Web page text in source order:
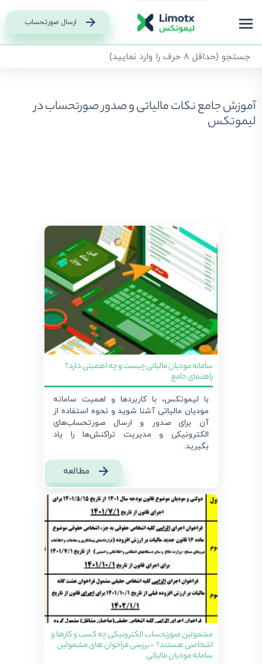
ارسال صورتحساب
آموزش جامع نکات مالیاتی و صدور صورتحساب در
لیموتکس
سامانه مودیان مالیاتی چیست و چه اهمیتی دارد؟
راهنمای جامع
با لیموتکس، با کاربردها و اهمیت سامانه
مودیان مالیاتی آشنا شوید و نحوه استفاده از
آن برای صدور و ارسال صورتحساب‌های
الکترونیکی و مدیریت تراکنش‌ها را یاد
بگیرید.
مطالعه
مشمولین صورتحساب الکترونیکی چه کسب و کارها و
اشخاصی هستند؟ - بررسی فراخوان های مشمولین
سامانه مودیان مالیاتی